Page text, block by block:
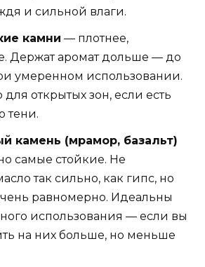
и сильной влаги.
камни — плотнее,
Держат аромат дольше — до
умеренном использовании.
открытых зон, если есть
тени.
камень (мрамор, базальт)
самые стойкие. Не
так сильно, как гипс, но
равномерно. Идеальны
использования — если вы
на них больше, но меньше